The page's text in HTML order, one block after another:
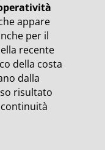
appare
per il
recente
della costa
dalla
risultato
continuità